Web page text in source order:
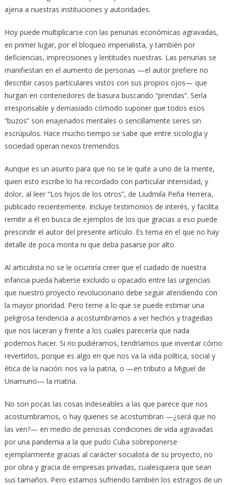
ajena a nuestras instituciones y autoridades.
Hoy puede multiplicarse con las penurias económicas agravadas,
en primer lugar, por el bloqueo imperialista, y también por
deficiencias, imprecisiones y lentitudes nuestras. Las penurias se
manifiestan en el aumento de personas —el autor prefiere no
describir casos particulares vistos con sus propios ojos— que
hurgan en contenedores de basura buscando “prendas”. Sería
irresponsable y demasiado cómodo suponer que todos esos
“buzos” son enajenados mentales o sencillamente seres sin
escrúpulos. Hace mucho tiempo se sabe que entre sicología y
sociedad operan nexos tremendos.
Aunque es un asunto para que no se le quite a uno de la mente,
quien esto escribe lo ha recordado con particular intensidad, y
dolor, al leer “Los hijos de los otros”, de Liudmila Peña Herrera,
publicado recientemente. Incluye testimonios de interés, y facilita
remitir a él en busca de ejemplos de los que gracias a eso puede
prescindir el autor del presente artículo. Es tema en el que no hay
detalle de poca monta ni que deba pasarse por alto.
Al articulista no se le ocurriría creer que el cuidado de nuestra
infancia pueda haberse excluido u opacado entre las urgencias
que nuestro proyecto revolucionario debe seguir atendiendo con
la mayor prioridad. Pero teme a lo que se puede estimar una
peligrosa tendencia a acostumbrarnos a ver hechos y tragedias
que nos laceran y frente a los cuales parecería que nada
podemos hacer. Si no pudiéramos, tendríamos que inventar cómo
revertirlos, porque es algo en que nos va la vida política, social y
ética de la nación: nos va la patria, o —en tributo a Miguel de
Unamuno— la matria.
No son pocas las cosas indeseables a las que parece que nos
acostumbramos, o hay quienes se acostumbran —¿será que no
las ven?— en medio de penosas condiciones de vida agravadas
por una pandemia a la que pudo Cuba sobreponerse
ejemplarmente gracias al carácter socialista de su proyecto, no
por obra y gracia de empresas privadas, cualesquiera que sean
sus tamaños. Pero estamos sufriendo también los estragos de un